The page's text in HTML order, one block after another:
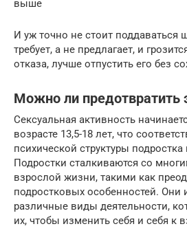
выше
И уж точно не стоит поддаваться
требует, а не предлагает, и
отказа, лучше отпустить его без
Можно ли предотвратить
Сексуальная активность
возрасте 13,5-18 лет, что
психической структуры подростка
Подростки сталкиваются со
взрослой жизни, такими как
подростковых особенностей. Они
различные виды деятельности,
их, чтобы изменить себя и себя к